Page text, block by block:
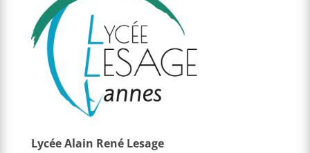
Lycée Alain René Lesage